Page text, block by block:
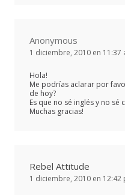
Anonymous
1 diciembre, 2010 en 11:37
Hola!
Me podrías aclarar por
de hoy?
Es que no sé inglés y no
Muchas gracias!
Rebel Attitude
1 diciembre, 2010 en 12:42